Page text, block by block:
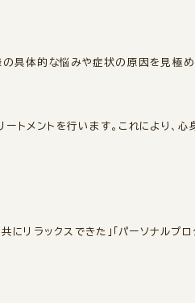
具体的な悩みや症状の原因を見極め
トメントを行います。これにより、心
リラックスできた」「パーソナルプロ